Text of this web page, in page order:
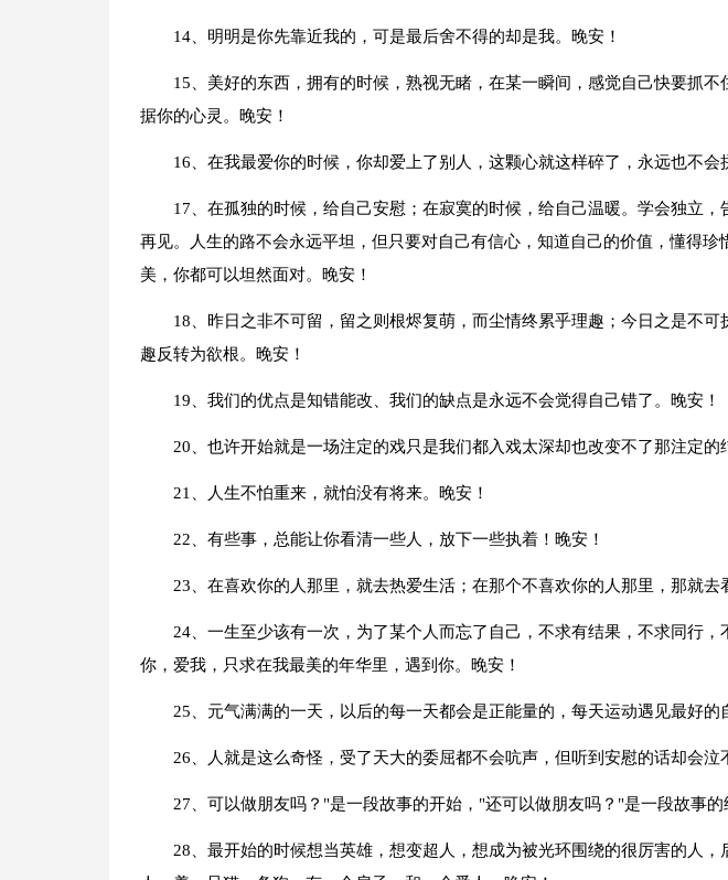
14、明明是你先靠近我的，可是最后舍不得的却是我。晚安！
15、美好的东西，拥有的时候，熟视无睹，在某一瞬间，感觉自己快要抓不
据你的心灵。晚安！
16、在我最爱你的时候，你却爱上了别人，这颗心就这样碎了，永远也不会
17、在孤独的时候，给自己安慰；在寂寞的时候，给自己温暖。学会独立，
再见。人生的路不会永远平坦，但只要对自己有信心，知道自己的价值，懂得珍
美，你都可以坦然面对。晚安！
18、昨日之非不可留，留之则根烬复萌，而尘情终累乎理趣；今日之是不可
趣反转为欲根。晚安！
19、我们的优点是知错能改、我们的缺点是永远不会觉得自己错了。晚安！
20、也许开始就是一场注定的戏只是我们都入戏太深却也改变不了那注定的
21、人生不怕重来，就怕没有将来。晚安！
22、有些事，总能让你看清一些人，放下一些执着！晚安！
23、在喜欢你的人那里，就去热爱生活；在那个不喜欢你的人那里，那就去
24、一生至少该有一次，为了某个人而忘了自己，不求有结果，不求同行，
你，爱我，只求在我最美的年华里，遇到你。晚安！
25、元气满满的一天，以后的每一天都会是正能量的，每天运动遇见最好的
26、人就是这么奇怪，受了天大的委屈都不会吭声，但听到安慰的话却会泣
27、可以做朋友吗？"是一段故事的开始，"还可以做朋友吗？"是一段故事的
28、最开始的时候想当英雄，想变超人，想成为被光环围绕的很厉害的人，